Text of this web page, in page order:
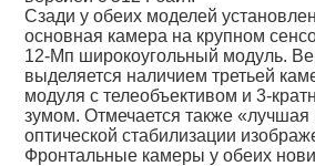
Сзади у обеих моделей
основная камера на крупном
12-Мп широкоугольный модуль.
выделяется наличием третьей
модуля с телеобъективом и 3-
зумом. Отмечается также «лучшая
оптической стабилизации
Фронтальные камеры у обеих